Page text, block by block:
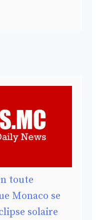
toute
Monaco se
solaire